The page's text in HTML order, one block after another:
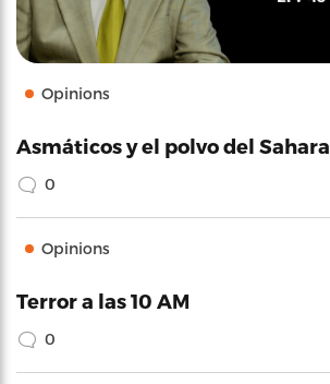
Opinions
Asmáticos y el polvo del Sahara
0
Opinions
Terror a las 10 AM
0